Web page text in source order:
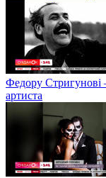
Федору Стригунові
артиста